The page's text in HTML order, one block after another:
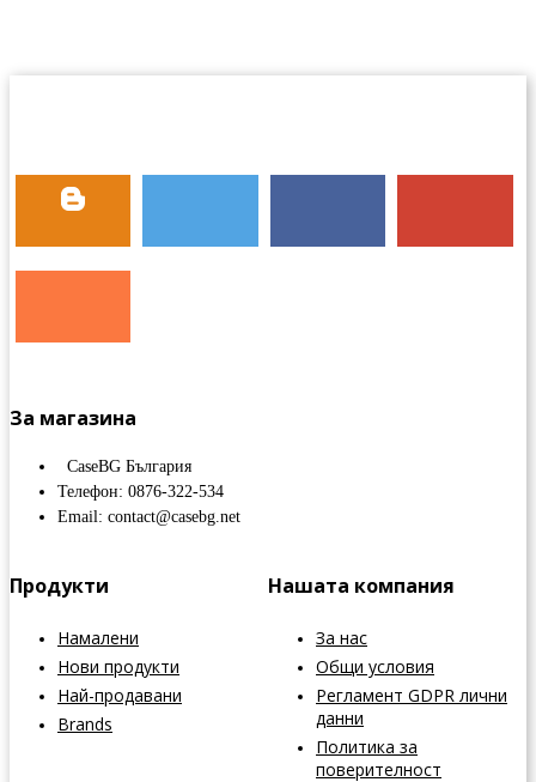
За магазина
CaseBG България
Телефон: 0876-322-534
Email: contact@casebg.net
Продукти
Намалени
Нови продукти
Най-продавани
Brands
Нашата компания
За нас
Общи условия
Регламент GDPR лични
данни
Политика за
поверителност